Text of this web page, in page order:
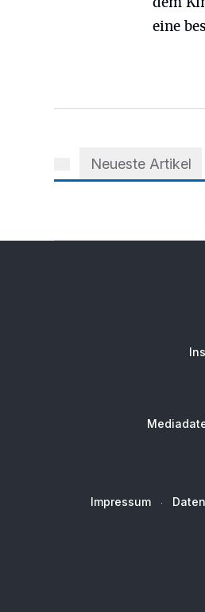
eine
Neueste Artikel
Impressum